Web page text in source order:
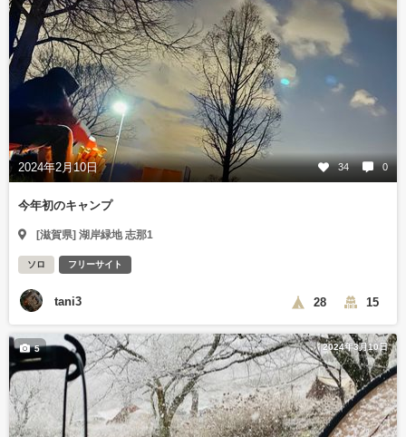
2024年2月10日 34 0
今年初のキャンプ
[滋賀県] 湖岸緑地 志那1
ソロ フリーサイト
tani3 28 15
2024年3月10日
5